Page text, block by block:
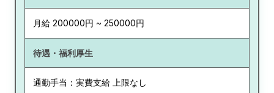
月給 200000円 ~ 250000円
待遇・福利厚生
通勤手当：実費支給 上限なし